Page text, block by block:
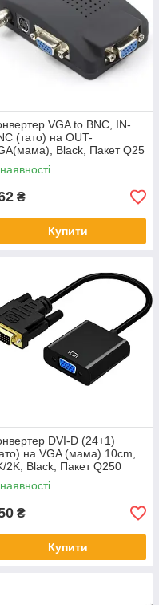
VGA to BNC, IN-
(тато) на OUT-
Black, Пакет Q25
₴
Купити
DVI-D (24+1)
на VGA (мама) 10cm,
2K, Black, Пакет Q250
₴
Купити